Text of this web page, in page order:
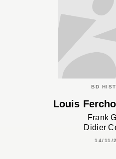
BD
Louis
Frank
Didier
14/11/